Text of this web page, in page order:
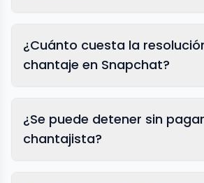
¿Cuánto cuesta la
chantaje en Snapchat?
¿Se puede detener sin
chantajista?